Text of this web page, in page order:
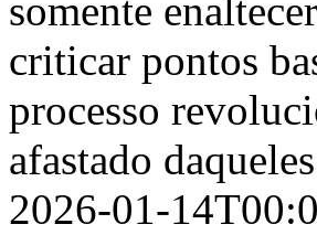
somente
criticar pontos
processo
afastado
2026-01-